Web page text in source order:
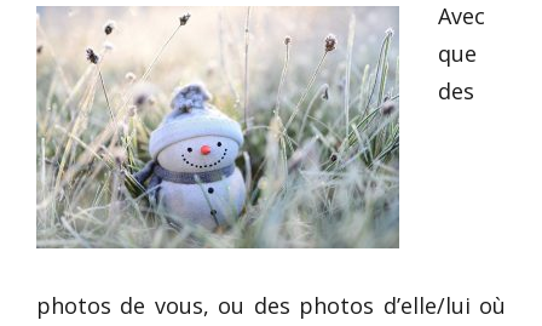
Avec
que
des
photos de vous, ou des photos d’elle/lui où